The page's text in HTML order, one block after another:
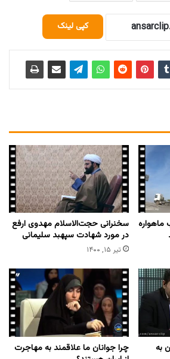
کپی لینک
ماهواره
سخنرانی حجت‌الاسلام مهدوی ارفع
در مورد شهادت سپهبد سلیمانی
تیر ۱۵, ۱۴۰۰
به
چرا جوانان ما علاقمند به مهاجرت